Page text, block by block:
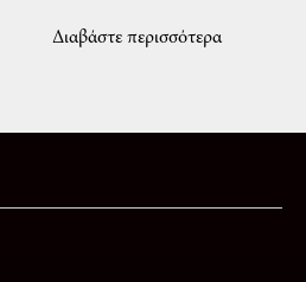
Διαβάστε περισσότερα